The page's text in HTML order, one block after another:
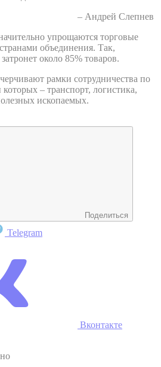
– Андрей Слепнев
упрощаются торговые
объединения. Так,
около 85% товаров.
рамки сотрудничества по
– транспорт, логистика,
ископаемых.
Поделиться
Telegram
Вконтакте